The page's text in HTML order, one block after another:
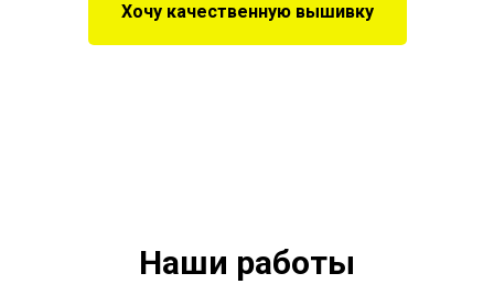
Хочу качественную вышивку
Наши работы